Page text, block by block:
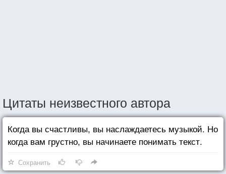
Цитаты неизвестного автора
Когда вы счастливы, вы наслаждаетесь музыкой. Но
когда вам грустно, вы начинаете понимать текст.
Сохранить